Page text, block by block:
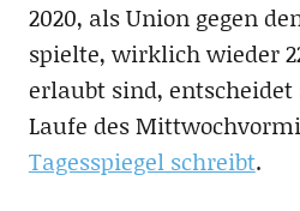
2020, als Union gegen
spielte, wirklich wieder
erlaubt sind,
Laufe des
Tagesspiegel schreibt.